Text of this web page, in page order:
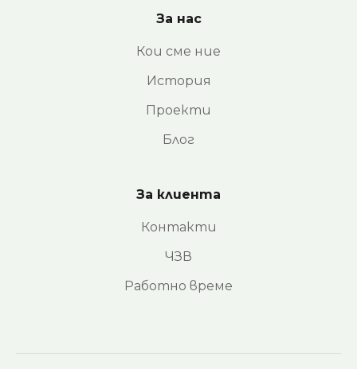
За нас
Кои сме ние
История
Проекти
Блог
За клиента
Контакти
ЧЗВ
Работно време